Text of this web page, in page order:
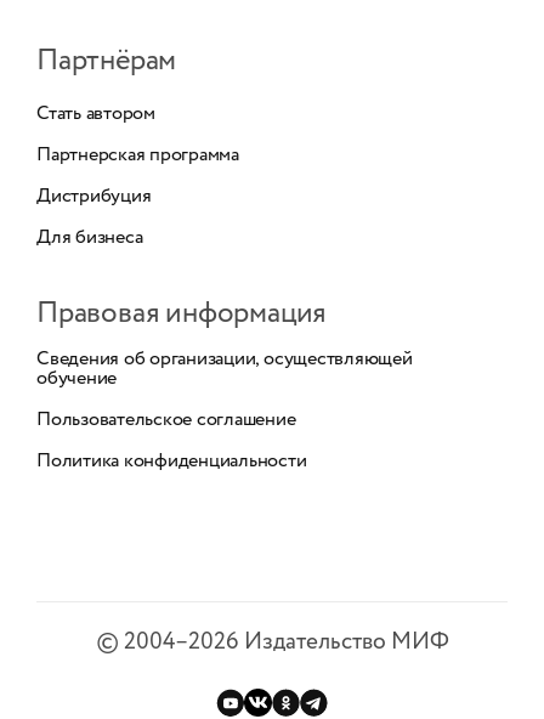
Партнёрам
Стать автором
Партнерская программа
Дистрибуция
Для бизнеса
Правовая информация
Сведения об организации, осуществляющей
обучение
Пользовательское соглашение
Политика конфиденциальности
©2004–2026 Издательство МИФ